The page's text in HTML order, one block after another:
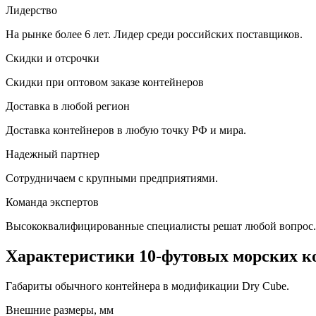
Лидерство
На рынке более 6 лет. Лидер среди российских поставщиков.
Скидки и отсрочки
Скидки при оптовом заказе контейнеров
Доставка в любой регион
Доставка контейнеров в любую точку РФ и мира.
Надежный партнер
Сотрудничаем с крупными предприятиями.
Команда экспертов
Высококвалифицированные специалисты решат любой вопрос.
Характеристики 10-футовых морских
Габариты обычного контейнера в модификации Dry Cube.
Внешние размеры, мм